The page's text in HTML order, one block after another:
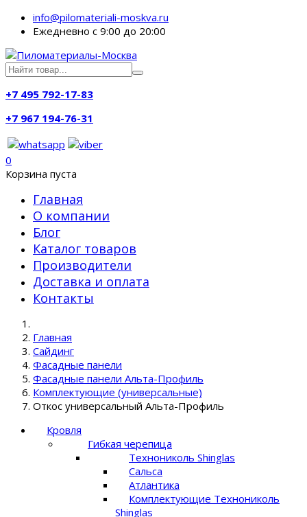
info@pilomateriali-moskva.ru
Ежедневно с 9:00 до 20:00
+7 495 792-17-83
+7 967 194-76-31
0
Корзина пуста
Главная
О компании
Блог
Каталог товаров
Производители
Доставка и оплата
Контакты
Главная
Сайдинг
Фасадные панели
Фасадные панели Альта-Профиль
Комплектующие (универсальные)
Откос универсальный Альта-Профиль
Кровля
Гибкая черепица
Технониколь Shinglas
Сальса
Атлантика
Комплектующие Технониколь
Shinglas